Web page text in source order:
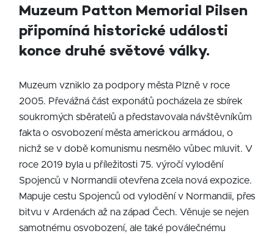
Muzeum Patton Memorial Pilsen
připomíná historické události
konce druhé světové války.
Muzeum vzniklo za podpory města Plzně v roce
2005. Převážná část exponátů pocházela ze sbírek
soukromých sběratelů a představovala návštěvníkům
fakta o osvobození města americkou armádou, o
nichž se v době komunismu nesmělo vůbec mluvit. V
roce 2019 byla u příležitosti 75. výročí vylodění
Spojenců v Normandii otevřena zcela nová expozice.
Mapuje cestu Spojenců od vylodění v Normandii, přes
bitvu v Ardenách až na západ Čech. Věnuje se nejen
samotnému osvobození, ale také poválečnému